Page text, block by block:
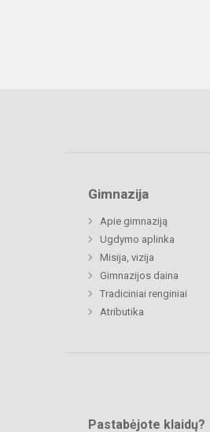
Gimnazija
Apie gimnaziją
Ugdymo aplinka
Misija, vizija
Gimnazijos daina
Tradiciniai renginiai
Atributika
Pastabėjote klaidų?